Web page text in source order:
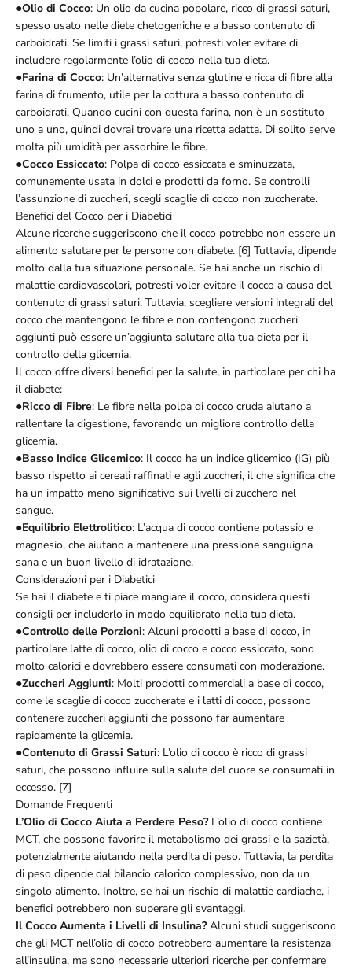
●Olio di Cocco: Un olio da cucina popolare, ricco di grassi saturi,
spesso usato nelle diete chetogeniche e a basso contenuto di
carboidrati. Se limiti i grassi saturi, potresti voler evitare di
includere regolarmente l’olio di cocco nella tua dieta.
●Farina di Cocco: Un’alternativa senza glutine e ricca di fibre alla
farina di frumento, utile per la cottura a basso contenuto di
carboidrati. Quando cucini con questa farina, non è un sostituto
uno a uno, quindi dovrai trovare una ricetta adatta. Di solito serve
molta più umidità per assorbire le fibre.
●Cocco Essiccato: Polpa di cocco essiccata e sminuzzata,
comunemente usata in dolci e prodotti da forno. Se controlli
l’assunzione di zuccheri, scegli scaglie di cocco non zuccherate.
Benefici del Cocco per i Diabetici
Alcune ricerche suggeriscono che il cocco potrebbe non essere un
alimento salutare per le persone con diabete. [6] Tuttavia, dipende
molto dalla tua situazione personale. Se hai anche un rischio di
malattie cardiovascolari, potresti voler evitare il cocco a causa del
contenuto di grassi saturi. Tuttavia, scegliere versioni integrali del
cocco che mantengono le fibre e non contengono zuccheri
aggiunti può essere un’aggiunta salutare alla tua dieta per il
controllo della glicemia.
Il cocco offre diversi benefici per la salute, in particolare per chi ha
il diabete:
●Ricco di Fibre: Le fibre nella polpa di cocco cruda aiutano a
rallentare la digestione, favorendo un migliore controllo della
glicemia.
●Basso Indice Glicemico: Il cocco ha un indice glicemico (IG) più
basso rispetto ai cereali raffinati e agli zuccheri, il che significa che
ha un impatto meno significativo sui livelli di zucchero nel
sangue.
●Equilibrio Elettrolitico: L’acqua di cocco contiene potassio e
magnesio, che aiutano a mantenere una pressione sanguigna
sana e un buon livello di idratazione.
Considerazioni per i Diabetici
Se hai il diabete e ti piace mangiare il cocco, considera questi
consigli per includerlo in modo equilibrato nella tua dieta.
●Controllo delle Porzioni: Alcuni prodotti a base di cocco, in
particolare latte di cocco, olio di cocco e cocco essiccato, sono
molto calorici e dovrebbero essere consumati con moderazione.
●Zuccheri Aggiunti: Molti prodotti commerciali a base di cocco,
come le scaglie di cocco zuccherate e i latti di cocco, possono
contenere zuccheri aggiunti che possono far aumentare
rapidamente la glicemia.
●Contenuto di Grassi Saturi: L’olio di cocco è ricco di grassi
saturi, che possono influire sulla salute del cuore se consumati in
eccesso. [7]
Domande Frequenti
L’Olio di Cocco Aiuta a Perdere Peso?L’olio di cocco contiene
MCT, che possono favorire il metabolismo dei grassi e la sazietà,
potenzialmente aiutando nella perdita di peso. Tuttavia, la perdita
di peso dipende dal bilancio calorico complessivo, non da un
singolo alimento. Inoltre, se hai un rischio di malattie cardiache, i
benefici potrebbero non superare gli svantaggi.
Il Cocco Aumenta i Livelli di Insulina?Alcuni studi suggeriscono
che gli MCT nell’olio di cocco potrebbero aumentare la resistenza
all’insulina, ma sono necessarie ulteriori ricerche per confermare